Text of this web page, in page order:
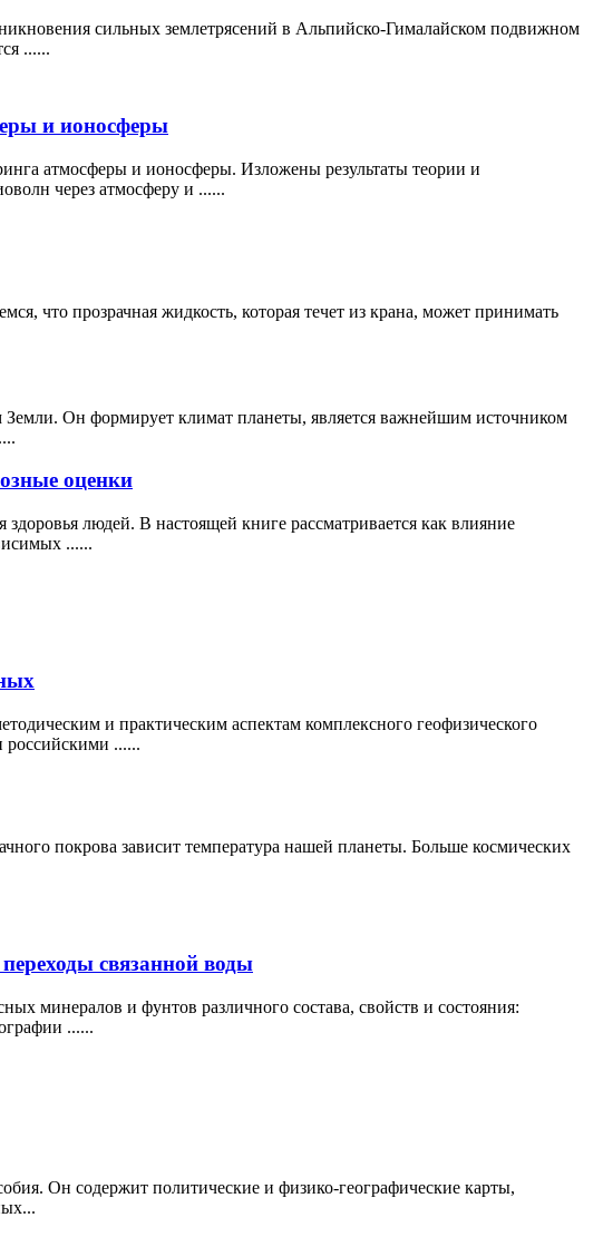
сильных землетрясений в Альпийско-Гималайском подвижном
......
и ионосферы
атмосферы и ионосферы. Изложены результаты теории и
через атмосферу и ......
что прозрачная жидкость, которая течет из крана, может принимать
Он формирует климат планеты, является важнейшим источником
оценки
людей. В настоящей книге рассматривается как влияние
......
и практическим аспектам комплексного геофизического
российскими ......
покрова зависит температура нашей планеты. Больше космических
связанной воды
минералов и фунтов различного состава, свойств и состояния:
......
Он содержит политические и физико-географические карты,